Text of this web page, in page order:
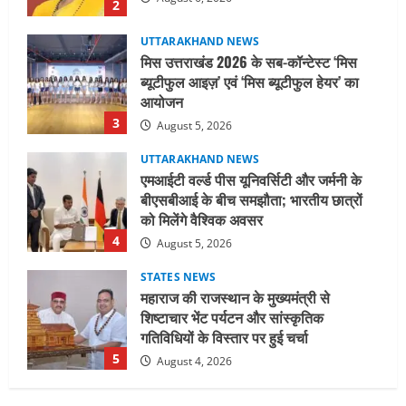
3 August 5, 2026
4
UTTARAKHAND NEWS
एमआईटी वर्ल्ड पीस यूनिवर्सिटी और जर्मनी के
बीएसबीआई के बीच समझौता; भारतीय छात्रों
को मिलेंगे वैश्विक अवसर
August 5, 2026
5
STATES NEWS
महाराज की राजस्थान के मुख्यमंत्री से
शिष्टाचार भेंट पर्यटन और सांस्कृतिक
गतिविधियों के विस्तार पर हुई चर्चा
August 4, 2026
1
UTTARAKHAND NEWS
जिलाधिकारी/जिला निर्वाचन अधिकारी ने
सहसपुर विधानसभा क्षेत्र के पोलिंग बूथों का
निरीक्षण कर एसआईआर आपत्ति निस्तारण
शिविर की व्यवस्थाओं का लिया जायजा